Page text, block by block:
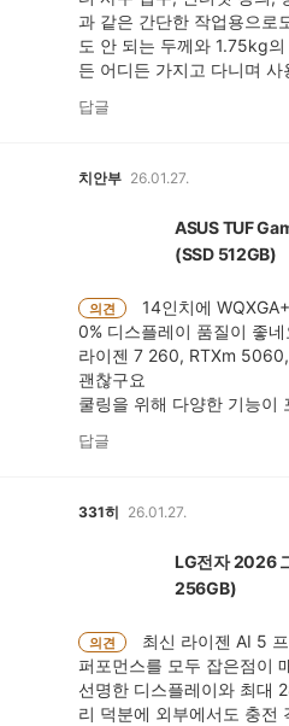
과 같은 간단한 작업용으로
도 안 되는 두께와 1.75kg
든 어디든 가지고 다니며
답글
치안부 26.01.27.
ASUS TUF
(SSD 512GB)
의견
14인치에
0% 디스플레이 품질이 좋네
라이젠 7 260, RTXm
괜찮구요
쿨링을 위해 다양한 기능이
답글
331히 26.01.27.
LG전자 2026
256GB)
의견
최신 라이젠 AI 5
퍼포먼스를 모두 잡은점이
선명한 디스플레이와 최대
리 덕분에 외부에서도 충전